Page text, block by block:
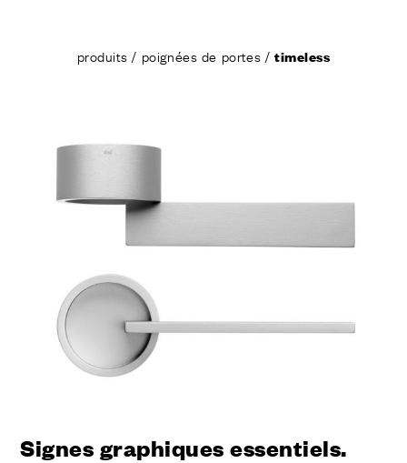
produits/ poignées de portes /timeless
Signes graphiques essentiels.